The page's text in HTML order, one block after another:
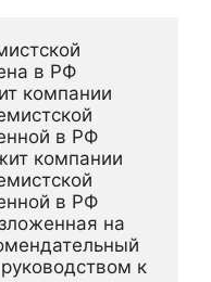
в РФ
компании
в РФ
компании
в РФ
на
к